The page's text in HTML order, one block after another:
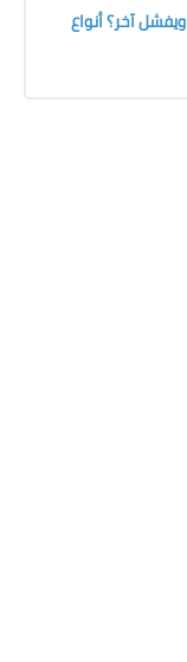
لماذا يفوز مدرب في كأس العالم 2026 ويفشل آخر؟ أنواع